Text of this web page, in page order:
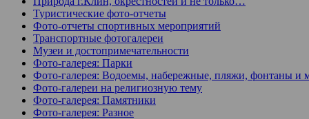
Туристические фото-отчеты
Фото-отчеты спортивных мероприятий
Транспортные фотогалереи
Музеи и достопримечательности
Фото-галерея: Парки
Фото-галерея: Водоемы, набережные, пляжи, фонтаны и
Фото-галереи на религиозную тему
Фото-галерея: Памятники
Фото-галерея: Разное